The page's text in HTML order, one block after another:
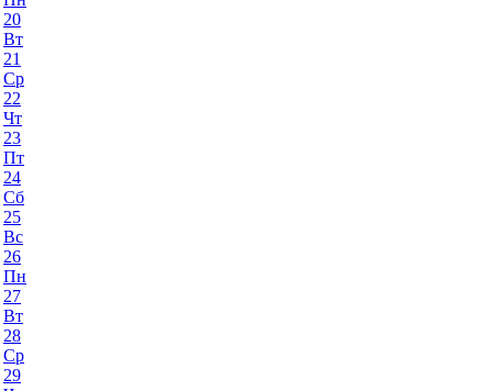
20
Вт
21
Ср
22
Чт
23
Пт
24
Сб
25
Вс
26
Пн
27
Вт
28
Ср
29